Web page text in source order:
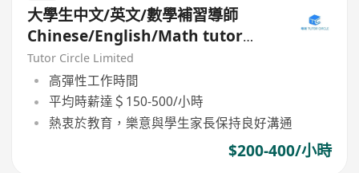
大學生中文/英文/數學補習導師
Chinese/English/Math tutor
(Part Time/Freelancer)
Tutor Circle Limited
高彈性工作時間
平均時薪達＄150-500/小時
熱衷於教育，樂意與學生家長保持良好溝通
$200-400/小時